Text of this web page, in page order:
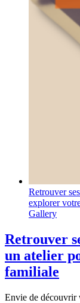
Retrouver
explorer
Gallery
Retrouver
un atelier
familiale
Envie de découvrir